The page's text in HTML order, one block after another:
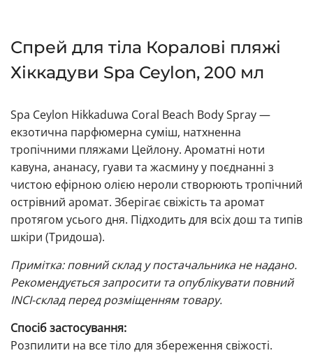
Спрей для тіла Коралові пляжі
Хіккадуви Spa Ceylon, 200 мл
Spa Ceylon Hikkaduwa Coral Beach Body Spray —
екзотична парфюмерна суміш, натхненна
тропічними пляжами Цейлону. Ароматні ноти
кавуна, ананасу, гуави та жасмину у поєднанні з
чистою ефірною олією нероли створюють тропічний
острівний аромат. Зберігає свіжість та аромат
протягом усього дня. Підходить для всіх дош та типів
шкіри (Тридоша).
Примітка: повний склад у постачальника не надано.
Рекомендується запросити та опублікувати повний
INCI-склад перед розміщенням товару.
Спосіб застосування:
Розпилити на все тіло для збереження свіжості.